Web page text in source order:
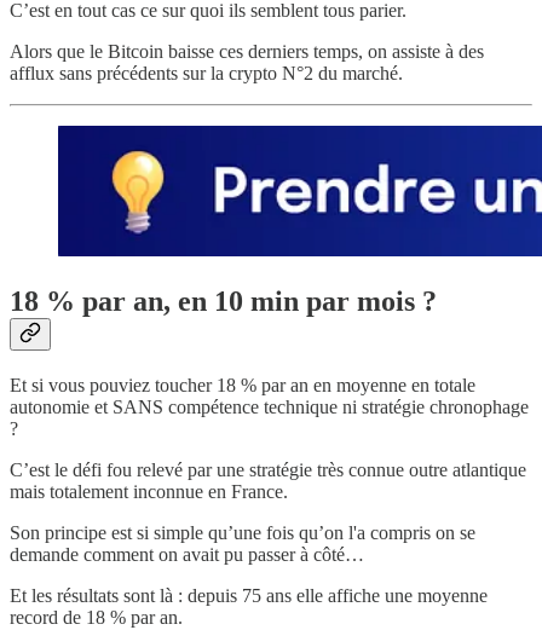
C’est en tout cas ce sur quoi ils semblent tous parier.
Alors que le Bitcoin baisse ces derniers temps, on assiste à des
afflux sans précédents sur la crypto N°2 du marché.
18 % par an, en 10 min par mois ?
Et si vous pouviez toucher 18 % par an en moyenne en totale
autonomie et SANS compétence technique ni stratégie chronophage
?
C’est le défi fou relevé par une stratégie très connue outre atlantique
mais totalement inconnue en France.
Son principe est si simple qu’une fois qu’on l'a compris on se
demande comment on avait pu passer à côté…
Et les résultats sont là : depuis 75 ans elle affiche une moyenne
record de 18 % par an.